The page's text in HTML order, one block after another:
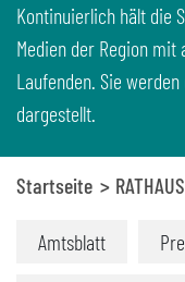
Kontinuierlich hält die
Medien der Region
Laufenden. Sie
dargestellt.
Startseite RATHAUS
Amtsblatt